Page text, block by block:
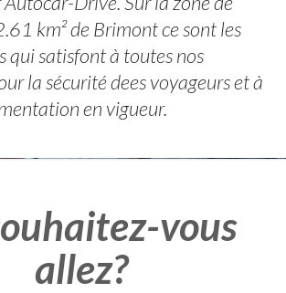
km² de Brimont ce sont les
qui satisfont à toutes nos
la sécurité dees voyageurs et à
en vigueur.
vous
allez?